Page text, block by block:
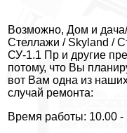
Возможно, Дом и
Стеллажи / Skyland /
СУ-1.1 Пр и другие
потому, что Вы
вот Вам одна из
случай ремонта:
Время работы: 10.00 -